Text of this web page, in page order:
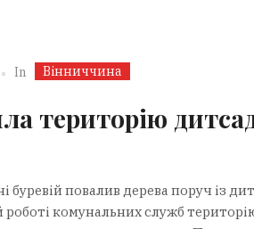
In Вінниччина
територію
буревій повалив дерева поруч із
комунальних служб